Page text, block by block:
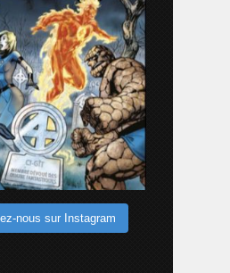
nous sur Instagram